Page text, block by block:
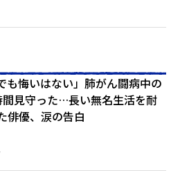
も悔いはない」肺がん闘病中の
見守った…長い無名生活を耐
俳優、涙の告白